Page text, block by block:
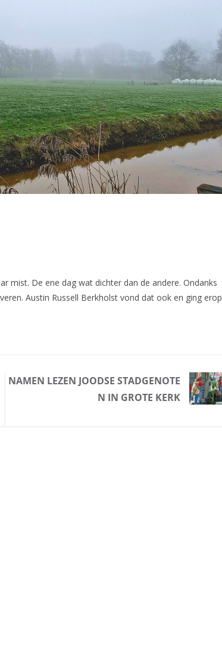
mist. De ene dag wat dichter dan de andere. Ondanks
Austin Russell Berkholst vond dat ook en ging erop
NAMEN LEZEN JOODSE STADGENOTE
N IN GROTE KERK